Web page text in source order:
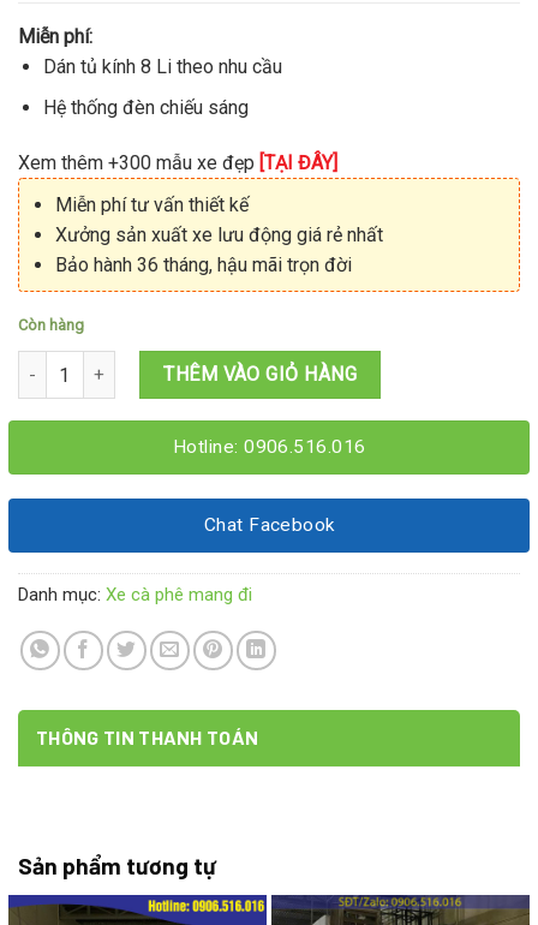
Miễn phí:
Dán tủ kính 8 Li theo nhu cầu
Hệ thống đèn chiếu sáng
Xem thêm +300 mẫu xe đẹp [TẠI ĐÂY]
Miễn phí tư vấn thiết kế
Xưởng sản xuất xe lưu động giá rẻ nhất
Bảo hành 36 tháng, hậu mãi trọn đời
Còn hàng
Xe cà phê pha máy 1M4x60x1M95 số lượng
THÊM VÀO GIỎ HÀNG
Hotline: 0906.516.016
Chat Facebook
Danh mục: Xe cà phê mang đi
THÔNG TIN THANH TOÁN
Sản phẩm tương tự